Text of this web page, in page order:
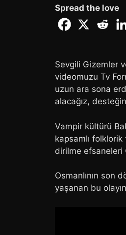
Spread the love
Sevgili Gizemler
videomuzu Tv
uzun ara sona
alacağız,
Vampir kültürü
kapsamlı
dirilme efsaneleri
Osmanlının son
yaşanan bu